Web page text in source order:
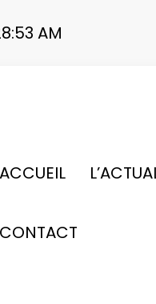
AM
ACCUEIL
CONTACT